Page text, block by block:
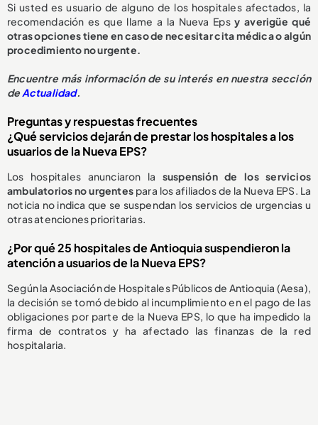
Si usted es usuario de alguno de los hospitales afectados, la
recomendación es que llame a la Nueva Epsy averigüe qué
otras opciones tiene en caso de necesitar cita médica o algún
procedimiento no urgente.
Encuentre más información de su interés en nuestra sección
deActualidad.
Preguntas y respuestas frecuentes
¿Qué servicios dejarán de prestar los hospitales a los
usuarios de la Nueva EPS?
Los hospitales anunciaron la suspensión de los servicios
ambulatorios no urgentes para los afiliados de la Nueva EPS. La
noticia no indica que se suspendan los servicios de urgencias u
otras atenciones prioritarias.
¿Por qué 25 hospitales de Antioquia suspendieron la
atención a usuarios de la Nueva EPS?
Según la Asociación de Hospitales Públicos de Antioquia (Aesa),
la decisión se tomó debido al incumplimiento en el pago de las
obligaciones por parte de la Nueva EPS, lo que ha impedido la
firma de contratos y ha afectado las finanzas de la red
hospitalaria.